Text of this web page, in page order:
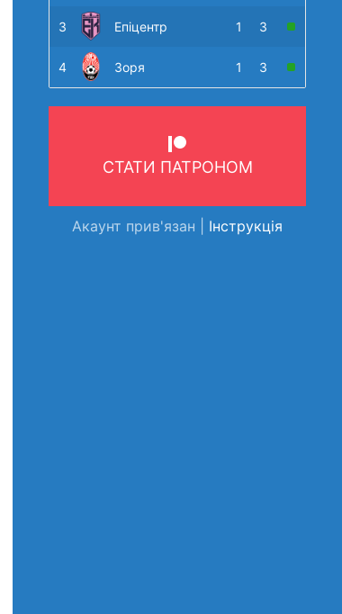
3 Епіцентр 1 3
4 Зоря 1 3
СТАТИ ПАТРОНОМ
Акаунт прив'язан | Інструкція